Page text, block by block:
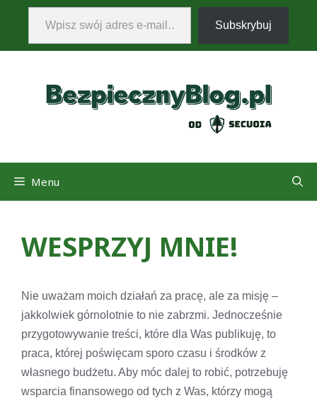
PrzejdźWpisz swój adres e-mail…
Subskrybuj
Menu
WESPRZYJ MNIE!
Nie uważam moich działań za pracę, ale za misję –
jakkolwiek górnolotnie to nie zabrzmi. Jednocześnie
przygotowywanie treści, które dla Was publikuję, to
praca, której poświęcam sporo czasu i środków z
własnego budżetu. Aby móc dalej to robić, potrzebuję
wsparcia finansowego od tych z Was, którzy mogą